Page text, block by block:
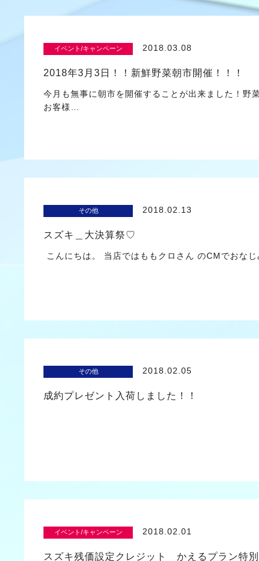
イベント/キャンペーン 2018.03.08
2018年3月3日！！新鮮野菜朝市開催！！！
今月も無事に朝市を開催することが出来ました！野
お客様…
その他 2018.02.13
スズキ＿大決算祭♡
こんにちは。 当店ではももクロさん のCMでお
その他 2018.02.05
成約プレゼント入荷しました！！
イベント/キャンペーン 2018.02.01
スズキ残価設定クレジット かえるプラン特別